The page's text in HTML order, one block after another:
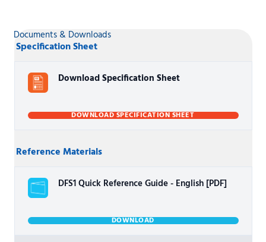
Documents & Downloads
Specification Sheet
Download Specification Sheet
DOWNLOAD SPECIFICATION SHEET
Reference Materials
DFS1 Quick Reference Guide - English [PDF]
DOWNLOAD